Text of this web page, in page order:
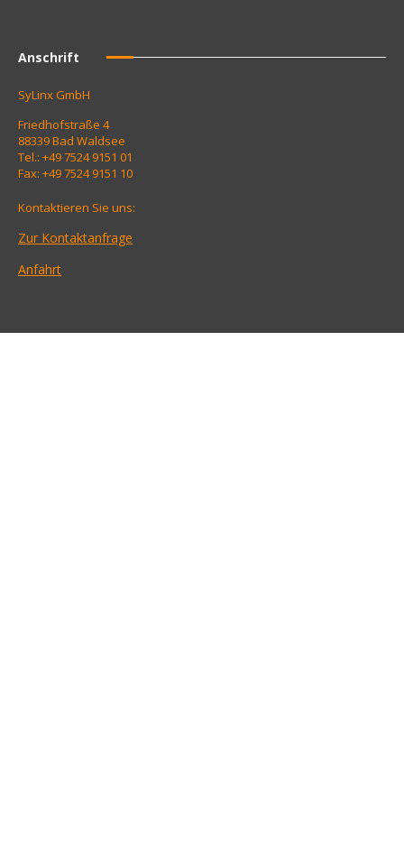
Anschrift
SyLinx GmbH
Friedhofstraße 4
88339 Bad Waldsee
Tel.: +49 7524 9151 01
Fax: +49 7524 9151 10
Kontaktieren Sie uns:
Zur Kontaktanfrage
Anfahrt